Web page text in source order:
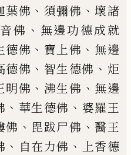
葉佛 、 須彌佛 、 壞諸
佛 、 無邊功德成就
德佛 、 寶上佛 、 無邊
德佛 、 智生德佛 、 炬
明佛 、 沸生佛 、 無邊
、 華生德佛 、 婆羅王
佛 、 毘跋尸佛 、 醫王
、 自在力佛 、
上香德